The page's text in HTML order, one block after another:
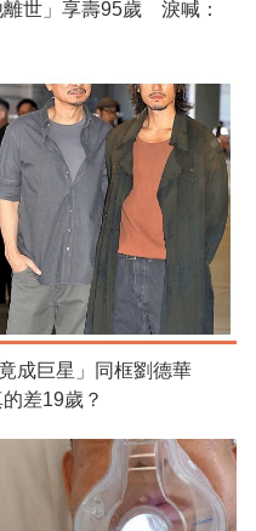
世」享壽95歲 淚喊：
成巨星」同框劉德華
差19歲？